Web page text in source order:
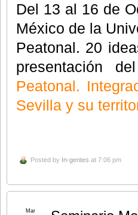
Del 13 al 16 de
México de la
Peatonal. 20
presentación
Peatonal.
Sevilla y su
Posted by In-gentes at 7:06 pm
Mar